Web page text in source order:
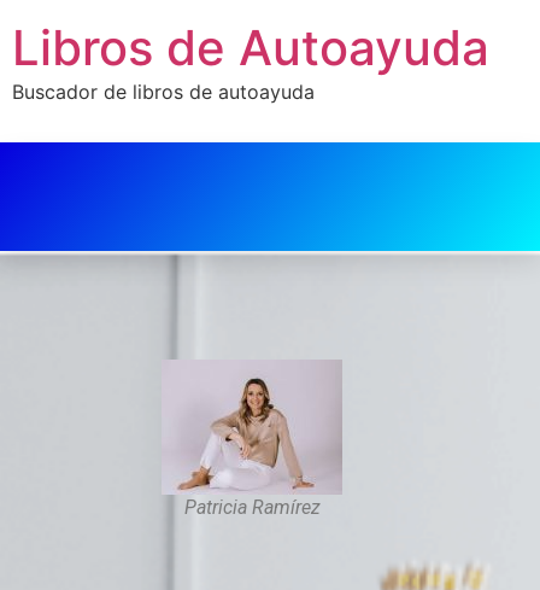
Libros de Autoayuda
Buscador de libros de autoayuda
Patricia Ramírez